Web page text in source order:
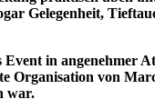
Gelegenheit,
Event in angenehmer
Organisation von
war.